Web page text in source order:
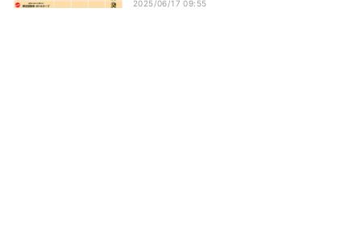
2025/06/17 09:55